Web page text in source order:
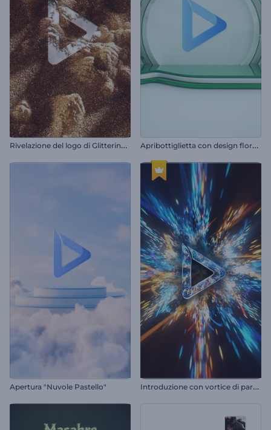
R
ivelazione del logo di Glittering Sand A
pribottiglietta con design floreale
Apertura "Nuvole Pastello" I
ntroduzione con vortice di particelle scintillanti